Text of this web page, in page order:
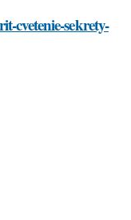
cvetenie-sekrety-